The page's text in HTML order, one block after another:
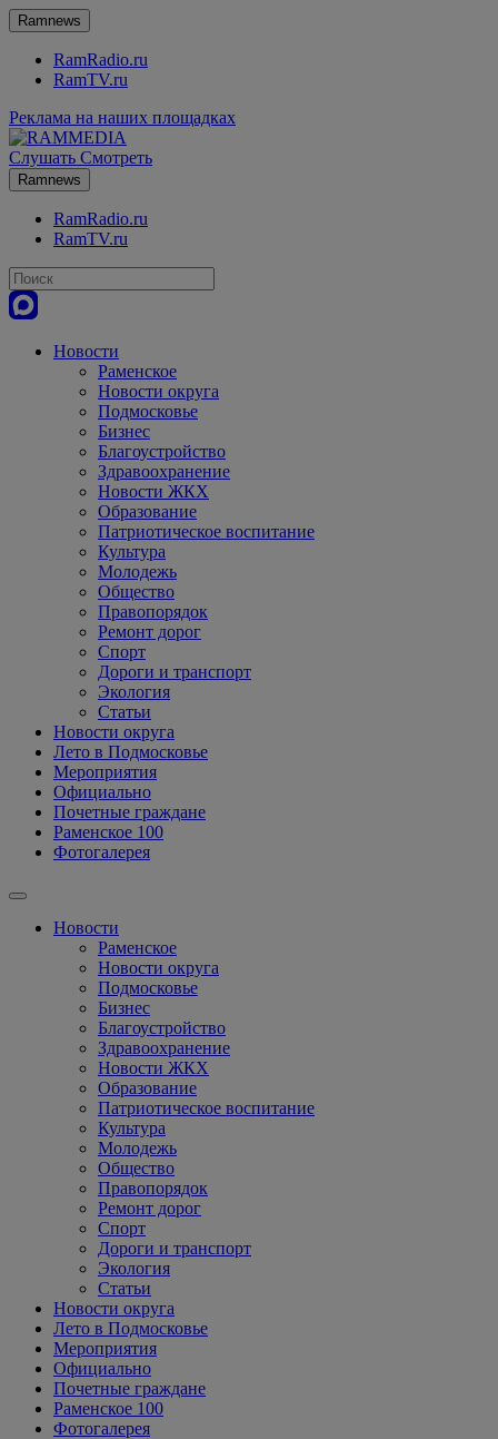
Ramnews
RamRadio.ru
RamTV.ru
Реклама на наших площадках
Слушать Смотреть
Ramnews
RamRadio.ru
RamTV.ru
Новости
Раменское
Новости округа
Подмосковье
Бизнес
Благоустройство
Здравоохранение
Новости ЖКХ
Образование
Патриотическое воспитание
Культура
Молодежь
Общество
Правопорядок
Ремонт дорог
Спорт
Дороги и транспорт
Экология
Статьи
Новости округа
Лето в Подмосковье
Мероприятия
Официально
Почетные граждане
Раменское 100
Фотогалерея
Новости
Раменское
Новости округа
Подмосковье
Бизнес
Благоустройство
Здравоохранение
Новости ЖКХ
Образование
Патриотическое воспитание
Культура
Молодежь
Общество
Правопорядок
Ремонт дорог
Спорт
Дороги и транспорт
Экология
Статьи
Новости округа
Лето в Подмосковье
Мероприятия
Официально
Почетные граждане
Раменское 100
Фотогалерея